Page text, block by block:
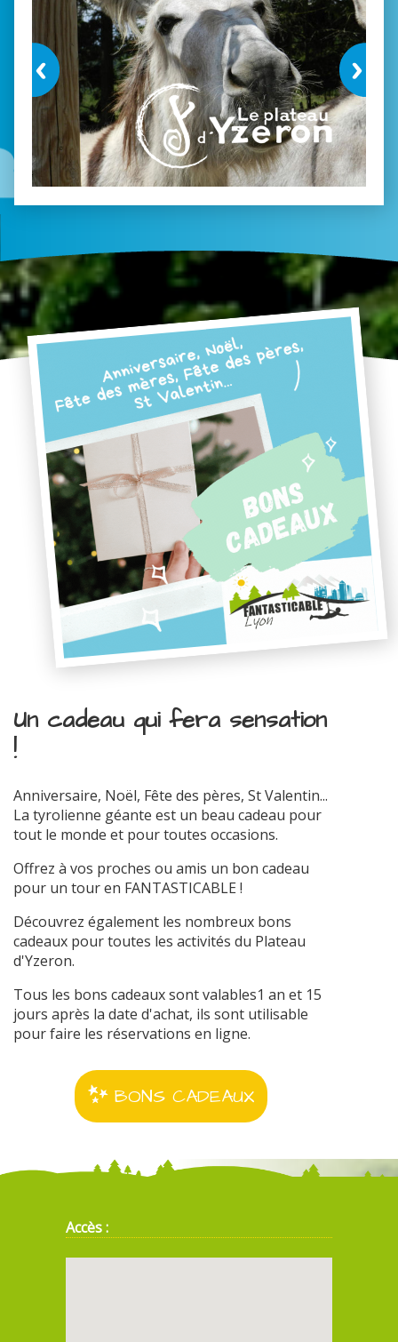
Un cadeau qui fera sensation
!
Anniversaire, Noël, Fête des pères, St Valentin...
La tyrolienne géante est un beau cadeau pour
tout le monde et pour toutes occasions.
Offrez à vos proches ou amis un bon cadeau
pour un tour en FANTASTICABLE !
Découvrez également les nombreux bons
cadeaux pour toutes les activités du Plateau
d'Yzeron.
Tous les bons cadeaux sont valables1 an et 15
jours après la date d'achat, ils sont utilisable
pour faire les réservations en ligne.
BONS CADEAUX
Accès :